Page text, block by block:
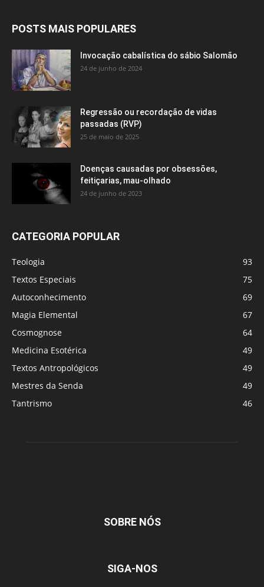
POSTS MAIS POPULARES
Invocação cabalística do sábio Salomão
24 de junho de 2024
Regressão ou recordação de vidas
passadas (RVP)
25 de maio de 2025
Doenças causadas por obsessões,
feitiçarias, mau-olhado
24 de junho de 2023
CATEGORIA POPULAR
Teologia
93
Textos Especiais
75
Autoconhecimento
69
Magia Elemental
67
Cosmognose
64
Medicina Esotérica
49
Textos Antropológicos
49
Mestres da Senda
49
Tantrismo
46
SOBRE NÓS
SIGA-NOS